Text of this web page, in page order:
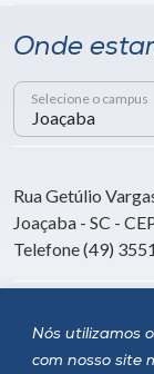
Nós utilizamos
com nosso site
Onde
Selecione o campus
Rua Getúlio
Joaçaba - SC -
Telefone (49)
Siga a